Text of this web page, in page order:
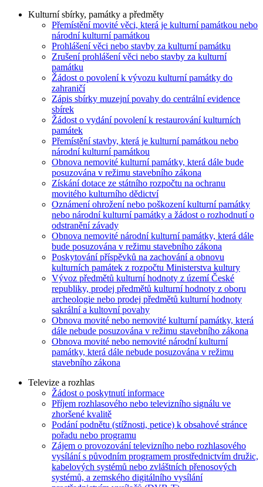
Kulturní sbírky, památky a předměty
Přemístění movité věci, která je kulturní památkou nebo
národní kulturní památkou
Prohlášení věci nebo stavby za kulturní památku
Zrušení prohlášení věci nebo stavby za kulturní
památku
Žádost o povolení k vývozu kulturní památky do
zahraničí
Zápis sbírky muzejní povahy do centrální evidence
sbírek
Žádost o vydání povolení k restaurování kulturních
památek
Přemístění stavby, která je kulturní památkou nebo
národní kulturní památkou
Obnova nemovité kulturní památky, která dále bude
posuzována v režimu stavebního zákona
Získání dotace ze státního rozpočtu na ochranu
movitého kulturního dědictví
Oznámení ohrožení nebo poškození kulturní památky
nebo národní kulturní památky a žádost o rozhodnutí o
odstranění závady
Obnova nemovité národní kulturní památky, která dále
bude posuzována v režimu stavebního zákona
Poskytování příspěvků na zachování a obnovu
kulturních památek z rozpočtu Ministerstva kultury
Vývoz předmětů kulturní hodnoty z území České
republiky, prodej předmětů kulturní hodnoty z oboru
archeologie nebo prodej předmětů kulturní hodnoty
sakrální a kultovní povahy
Obnova movité nebo nemovité kulturní památky, která
dále nebude posuzována v režimu stavebního zákona
Obnova movité nebo nemovité národní kulturní
památky, která dále nebude posuzována v režimu
stavebního zákona
Televize a rozhlas
Žádost o poskytnutí informace
Příjem rozhlasového nebo televizního signálu ve
zhoršené kvalitě
Podání podnětu (stížnosti, petice) k obsahové stránce
pořadu nebo programu
Zájem o provozování televizního nebo rozhlasového
vysílání s původním programem prostřednictvím družic,
kabelových systémů nebo zvláštních přenosových
systémů, a zemského digitálního vysílání